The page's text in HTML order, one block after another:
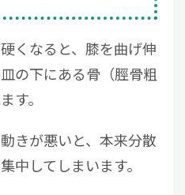
くなると、膝を曲げ伸
の下にある骨（脛骨粗
す。
きが悪いと、本来分散
中してしまいます。